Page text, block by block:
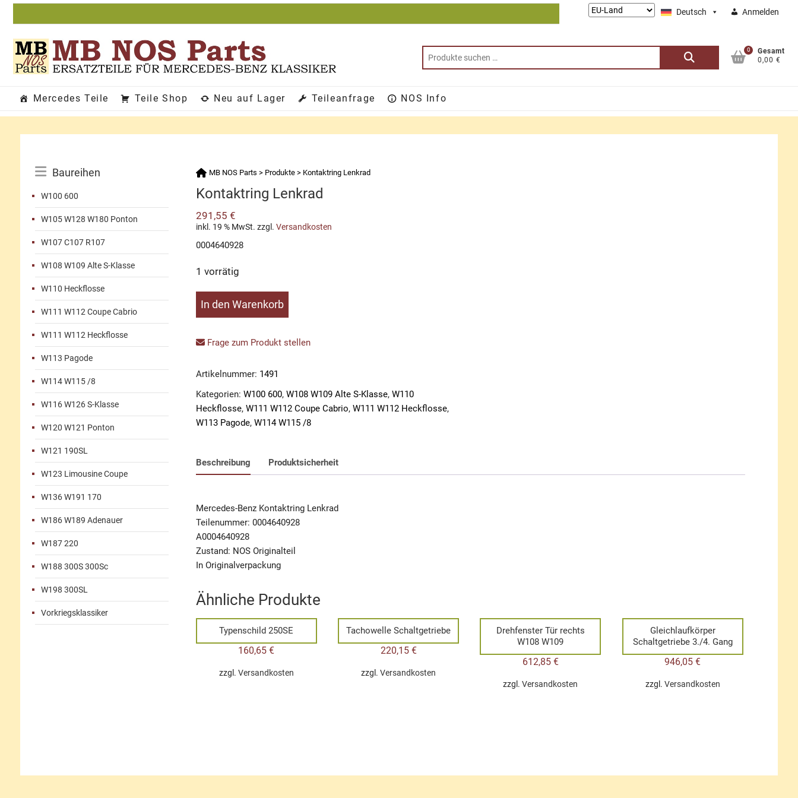
Zum
Deutsch Anmelden
Lieferung
Suchen
0
Gesamt
0,00 €
Mercedes Teile Teile Shop Neu auf Lager Teileanfrage NOS Info
Baureihen
W100 600
W105 W128 W180 Ponton
W107 C107 R107
W108 W109 Alte S-Klasse
W110 Heckflosse
W111 W112 Coupe Cabrio
W111 W112 Heckflosse
W113 Pagode
W114 W115 /8
W116 W126 S-Klasse
W120 W121 Ponton
W121 190SL
W123 Limousine Coupe
W136 W191 170
W186 W189 Adenauer
W187 220
W188 300S 300Sc
W198 300SL
Vorkriegsklassiker
MB NOS Parts > Produkte> Kontaktring Lenkrad
Kontaktring Lenkrad
291,55 €
inkl. 19 % MwSt. zzgl. Versandkosten
0004640928
1 vorrätig
Kontaktring
In den Warenkorb
Frage zum Produkt stellen
Artikelnummer: 1491
Kategorien: W100 600, W108 W109 Alte S-Klasse, W110
Heckflosse, W111 W112 Coupe Cabrio, W111 W112 Heckflosse,
W113 Pagode, W114 W115 /8
Beschreibung Produktsicherheit
Mercedes-Benz Kontaktring Lenkrad
Teilenummer: 0004640928
A0004640928
Zustand: NOS Originalteil
In Originalverpackung
Ähnliche Produkte
Typenschild 250SE
160,65€
zzgl. Versandkosten
Tachowelle Schaltgetriebe
220,15 €
zzgl.Versandkosten
Drehfenster Tür rechts
W108 W109
612,85 €
zzgl.Versandkosten
Gleichlaufkörper
Schaltgetriebe 3./4. Gang
946,05€
zzgl. Versandkosten